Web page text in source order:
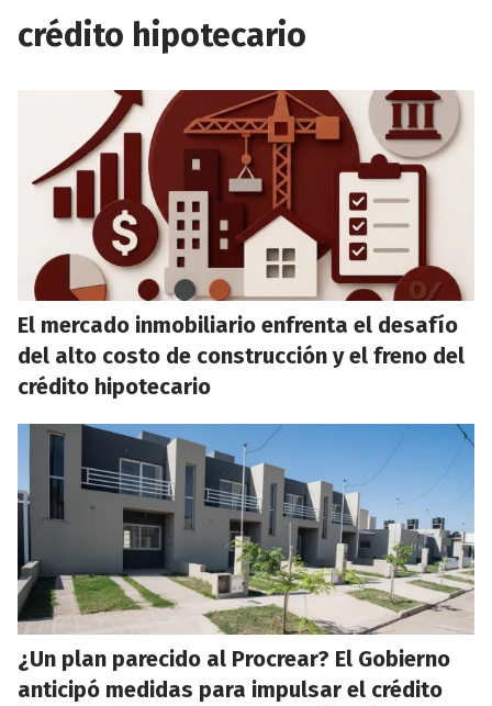
crédito hipotecario
El mercado inmobiliario enfrenta el desafío
del alto costo de construcción y el freno del
crédito hipotecario
¿Un plan parecido al Procrear? El Gobierno
anticipó medidas para impulsar el crédito